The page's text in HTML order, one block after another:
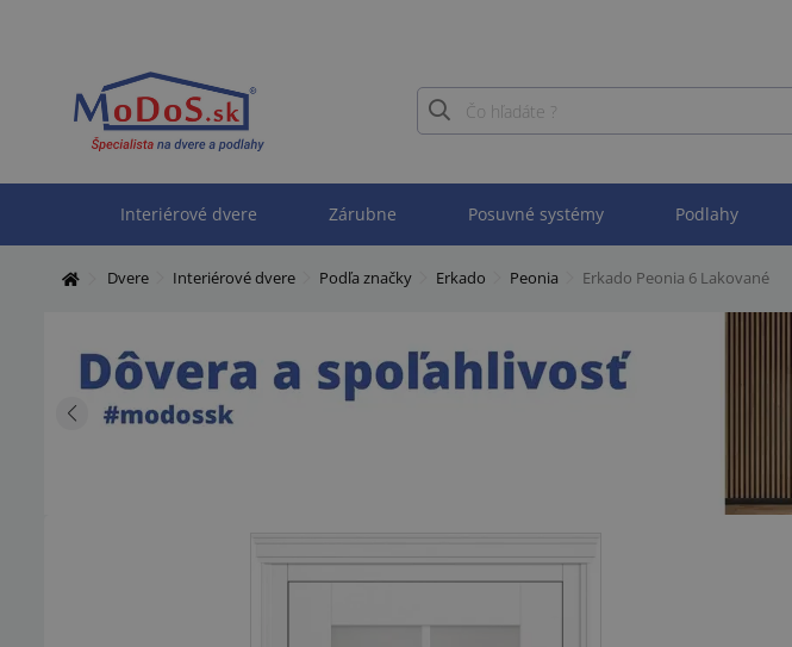
Interiérové dvere Zárubne Posuvné systémy Podlahy
Dvere Interiérové dvere Podľa značky Erkado Peonia Erkado Peonia 6 Lakované